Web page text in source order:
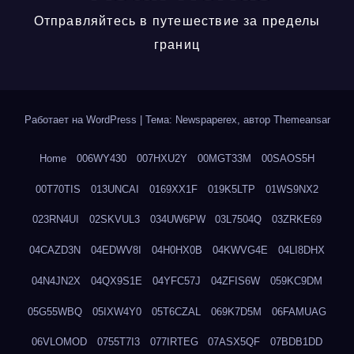
Отправляйтесь в путешествие за пределы
границ
Работает на WordPress Тема: Newspaperex, автор Themeansar
Home 006WY430 007HXU2Y 00MGT33M 00SAOS5H
00T70TIS 013UNCAI 0169XX1F 019K5LTP 01WS9NX2
023RN4UI 02SKVUL3 034UW6PW 03L7504Q 03ZRKE69
04CAZD3N 04EDWV8I 04H0HX0B 04KWVG4E 04LI8DHX
04N4JN2X 04QX9S1E 04YFC57J 04ZFIS6W 059KC9DM
05G55WBQ 05IXW4Y0 05T6CZAL 069K7D5M 06FAMUAG
06VLOMOD 0755T7I3 077IRTEG 07ASX5QF 07BDB1DD